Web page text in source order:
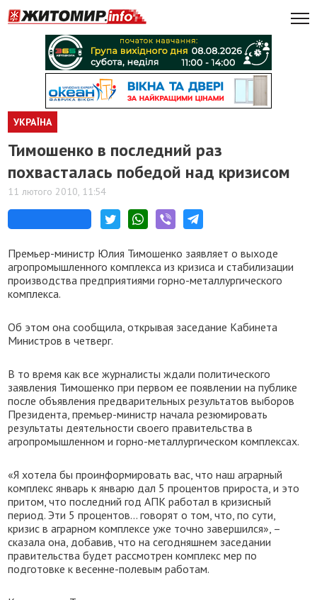
УКРАЇНА
Тимошенко в последний раз
похвасталась победой над кризисом
11 лютого 2010, 11:54
Премьер-министр Юлия Тимошенко заявляет о выходе
агропромышленного комплекса из кризиса и стабилизации
производства предприятиями горно-металлургического
комплекса.
Об этом она сообщила, открывая заседание Кабинета
Министров в четверг.
В то время как все журналисты ждали политического
заявления Тимошенко при первом ее появлении на публике
после объявления предварительных результатов выборов
Президента, премьер-министр начала резюмировать
результаты деятельности своего правительства в
агропромышленном и горно-металлургическом комплексах.
«Я хотела бы проинформировать вас, что наш аграрный
комплекс январь к январю дал 5 процентов прироста, и это
притом, что последний год АПК работал в кризисный
период. Эти 5 процентов... говорят о том, что, по сути,
кризис в аграрном комплексе уже точно завершился», –
сказала она, добавив, что на сегодняшнем заседании
правительства будет рассмотрен комплекс мер по
подготовке к весенне-полевым работам.